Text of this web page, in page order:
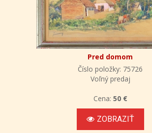
Pred domom
Číslo položky: 75726
Voľný predaj
Cena: 50 €
ZOBRAZIŤ